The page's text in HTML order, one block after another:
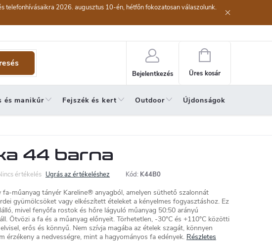
telefonhívásaikra 2026. augusztus 10-én, hétfőn fokozatosan válaszolunk.
Bejelentkezés
Kosár
Üres kosár
és manikűr Fejszék és kert Outdoor Újdonságok
44 barna
értékelés Ugrás az értékeléshez Kód: K44B0
fa-műanyag tányér Kareline® anyagból, amelyen süthető szalonnát
gyümölcsöket vagy elkészített ételeket a kényelmes fogyasztáshoz. Ez
mivel fenyőfa rostok és hőre lágyuló műanyag 50:50 arányú
Ötvözi a fa és a műanyag előnyeit. Törhetetlen, -30°C és +110°C közötti
erős és könnyű. Nem szívja magába az ételek szagát, könnyen
érzékeny a nedvességre, mint a hagyományos fa edények. Részletes